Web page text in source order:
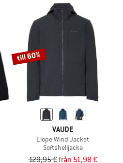
till 60%
VAUDE
Elope Wind Jacket
Softshelljacka
129,95 €från 51,98 €